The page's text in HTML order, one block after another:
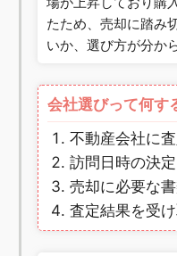
たため、売却に踏み
いか、選び方が分か
会社選びって何す
不動産会社に
訪問日時の決定
売却に必要な
査定結果を受